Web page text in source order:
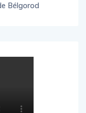
Bélgorod